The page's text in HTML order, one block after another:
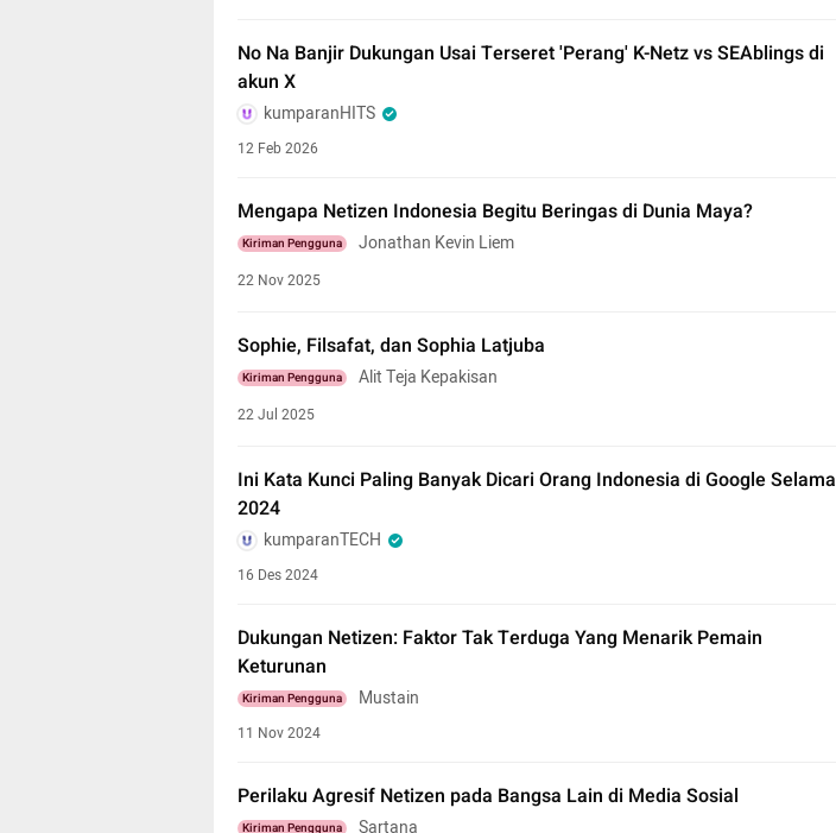
No Na Banjir Dukungan Usai Terseret 'Perang' K-Netz vs SEAblings di
akun X
kumparanHITS
12 Feb 2026
Mengapa Netizen Indonesia Begitu Beringas di Dunia Maya?
Kiriman Pengguna Jonathan Kevin Liem
22 Nov 2025
Sophie, Filsafat, dan Sophia Latjuba
Kiriman Pengguna Alit Teja Kepakisan
22 Jul 2025
Ini Kata Kunci Paling Banyak Dicari Orang Indonesia di Google Selama
2024
kumparanTECH
16 Des 2024
Dukungan Netizen: Faktor Tak Terduga Yang Menarik Pemain
Keturunan
Kiriman Pengguna Mustain
11 Nov 2024
Perilaku Agresif Netizen pada Bangsa Lain di Media Sosial
Kiriman Pengguna Sartana